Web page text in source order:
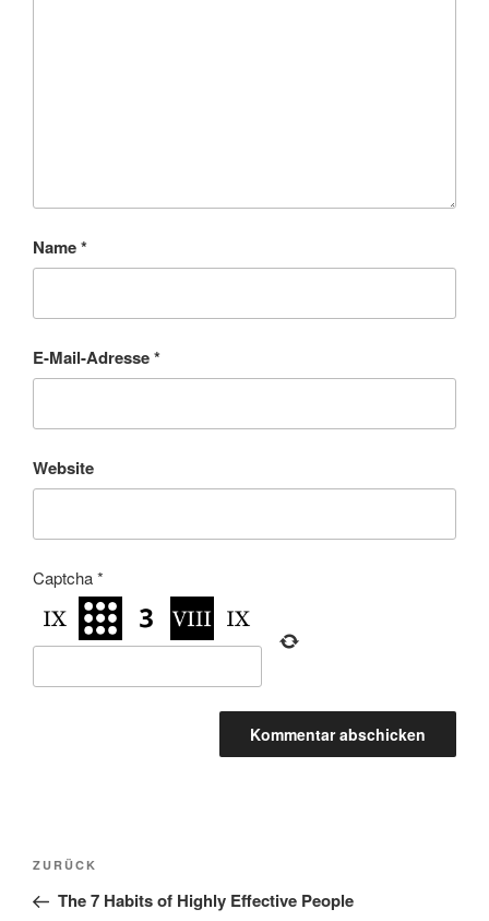
Name*
E-Mail-Adresse*
Website
Captcha*
Beitragsnavigation
Vorheriger
Beitrag
ZURÜCK
The 7 Habits of Highly Effective People